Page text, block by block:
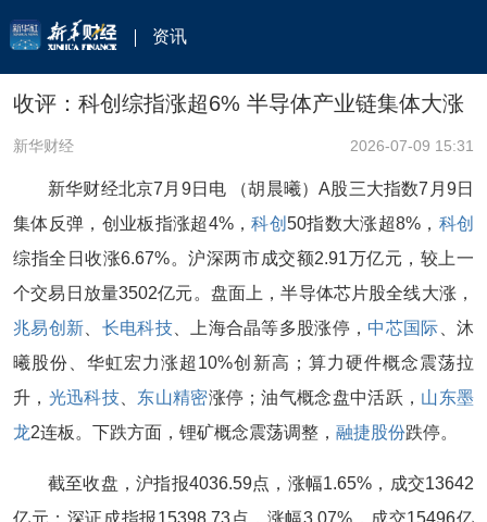
资讯
收评：科创综指涨超6% 半导体产业链集体大涨
新华财经 2026-07-09 15:31
新华财经北京7月9日电 （胡晨曦）A股三大指数7月9日
集体反弹，创业板指涨超4%，科创50指数大涨超8%， 科创
综指全日收涨6.67%。沪深两市成交额2.91万亿元，较上一
个交易日放量3502亿元。盘面上，半导体芯片股全线大涨，
兆易创新
长电科技、上海合晶等多股涨停， 中芯国际 、沐
曦股份、华虹宏力涨超10%创新高；算力硬件概念震荡拉
升， 光迅科技、 东山精密涨停；油气概念盘中活跃， 山东墨
龙2连板。下跌方面，锂矿概念震荡调整， 融捷股份跌停。
截至收盘，沪指报4036.59点，涨幅1.65%，成交13642
亿元；深证成指报15398.73点，涨幅3.07%，成交15496亿